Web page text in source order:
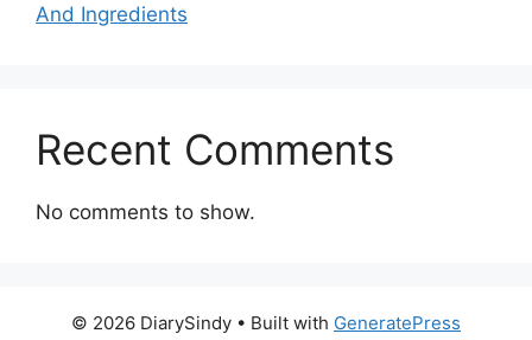
And Ingredients
Recent Comments
No comments to show.
© 2026 DiarySindy • Built with GeneratePress